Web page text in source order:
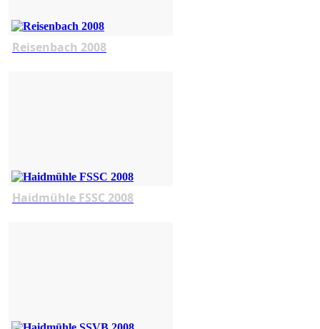
Reisenbach 2008
Haidmühle FSSC 2008